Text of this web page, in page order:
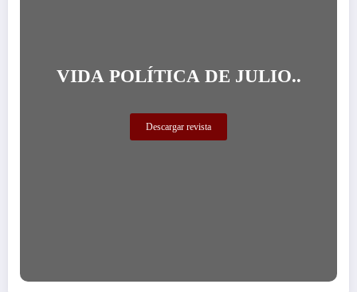
VIDA POLÍTICA DE JULIO..
Descargar revista